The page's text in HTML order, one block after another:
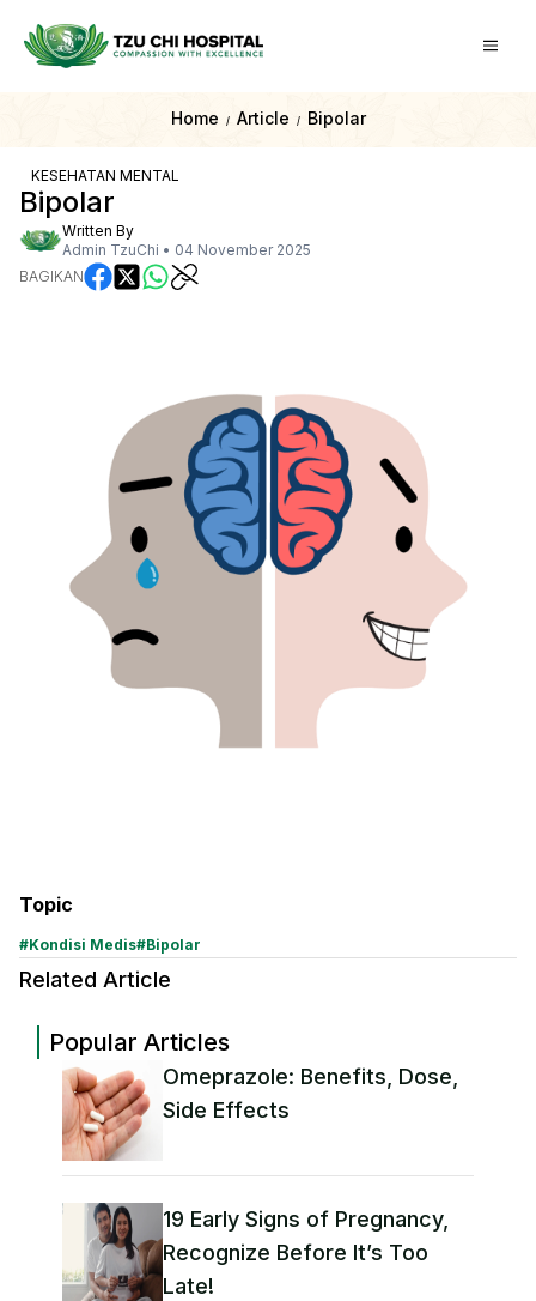
Home / Article / Bipolar
KESEHATAN MENTAL
Bipolar
Written By
Admin TzuChi • 04 November 2025
BAGIKAN
Topic
#Kondisi Medis#Bipolar
Related Article
Popular Articles
Omeprazole: Benefits, Dose,
Side Effects
19 Early Signs of Pregnancy,
Recognize Before It’s Too
Late!